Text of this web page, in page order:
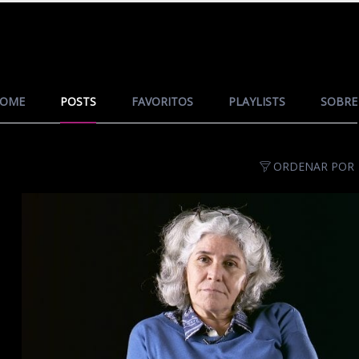
POSTS FAVORITOS PLAYLISTS SOBRE
ORDENAR POR